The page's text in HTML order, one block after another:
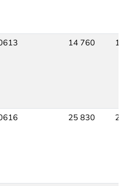
14 760
25 830